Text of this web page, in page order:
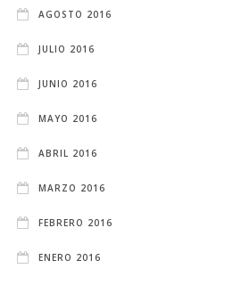
AGOSTO 2016
JULIO 2016
JUNIO 2016
MAYO 2016
ABRIL 2016
MARZO 2016
FEBRERO 2016
ENERO 2016